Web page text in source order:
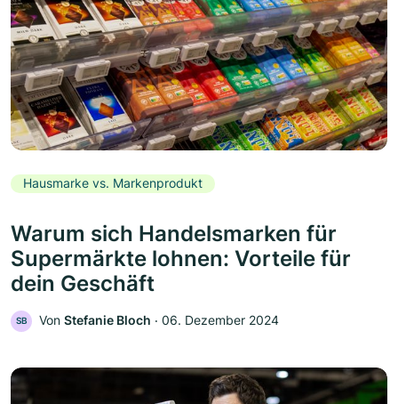
Hausmarke vs. Markenprodukt
Warum sich Handelsmarken für
Supermärkte lohnen: Vorteile für
dein Geschäft
SB Von Stefanie Bloch ‧ 06. Dezember 2024